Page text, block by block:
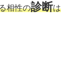
相性の診断は